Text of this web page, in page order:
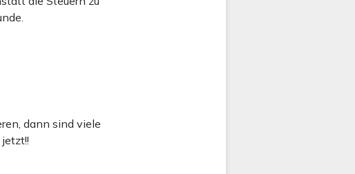
dann sind viele